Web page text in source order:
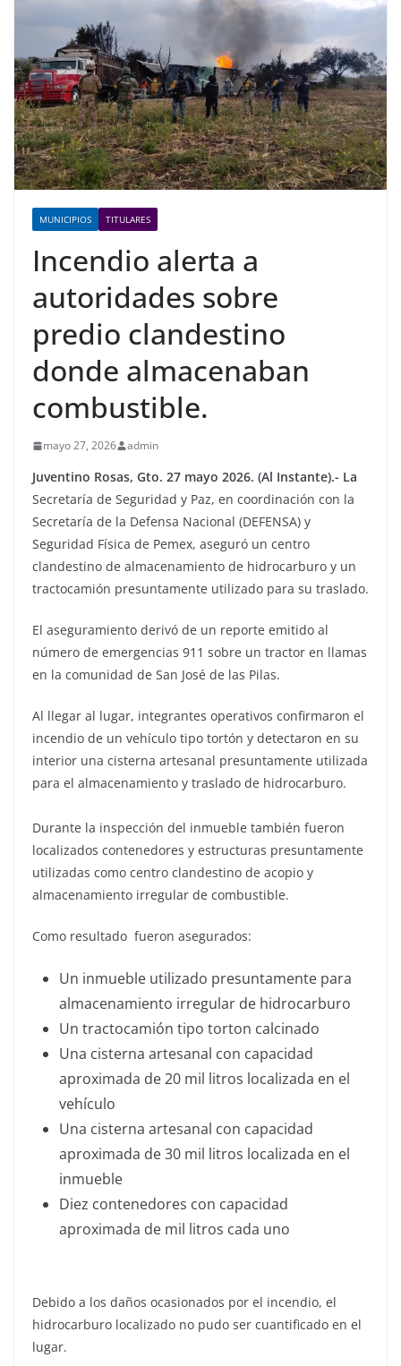
MUNICIPIOS TITULARES
Incendio alerta a
autoridades sobre
predio clandestino
donde almacenaban
combustible.
mayo 27, 2026 admin
Juventino Rosas, Gto. 27 mayo 2026. (Al Instante).- La
Secretaría de Seguridad y Paz, en coordinación con la
Secretaría de la Defensa Nacional (DEFENSA) y
Seguridad Física de Pemex, aseguró un centro
clandestino de almacenamiento de hidrocarburo y un
tractocamión presuntamente utilizado para su traslado.
El aseguramiento derivó de un reporte emitido al
número de emergencias 911 sobre un tractor en llamas
en la comunidad de San José de las Pilas.
Al llegar al lugar, integrantes operativos confirmaron el
incendio de un vehículo tipo tortón y detectaron en su
interior una cisterna artesanal presuntamente utilizada
para el almacenamiento y traslado de hidrocarburo.
Durante la inspección del inmueble también fueron
localizados contenedores y estructuras presuntamente
utilizadas como centro clandestino de acopio y
almacenamiento irregular de combustible.
Como resultado fueron asegurados:
Un inmueble utilizado presuntamente para
almacenamiento irregular de hidrocarburo
Un tractocamión tipo torton calcinado
Una cisterna artesanal con capacidad
aproximada de 20 mil litros localizada en el
vehículo
Una cisterna artesanal con capacidad
aproximada de 30 mil litros localizada en el
inmueble
Diez contenedores con capacidad
aproximada de mil litros cada uno
Debido a los daños ocasionados por el incendio, el
hidrocarburo localizado no pudo ser cuantificado en el
lugar.